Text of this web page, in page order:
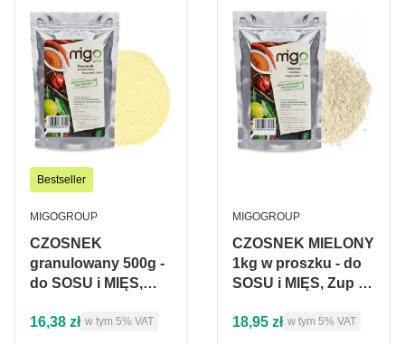
Bestseller
CZOSNEK
granulowany 500g -
do SOSU i MIĘS,
PRODUCENT
MIGOGROUP
Cena brutto
16,38 zł w tym %s VAT
w tym 5% VAT
CZOSNEK MIELONY
1kg w proszku - do
SOSU i MIĘS, Zup -
PRODUCENT
MIGOGROUP
Cena brutto
18,95 zł w tym %s VAT
w tym 5% VAT